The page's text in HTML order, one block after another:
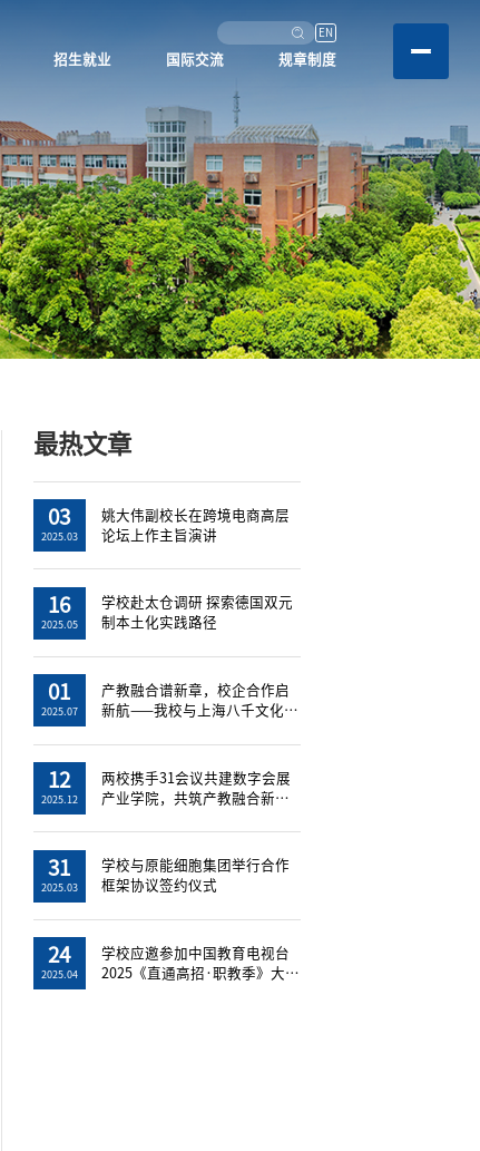
EN
招生就业 国际交流 规章制度
最热文章
03
2025.03
姚大伟副校长在跨境电商高层
论坛上作主旨演讲
16
2025.05
学校赴太仓调研 探索德国双元
制本土化实践路径
01
2025.07
产教融合谱新章，校企合作启
新航——我校与上海八千文化传
12
2025.12
两校携手31会议共建数字会展
产业学院，共筑产教融合新高
31
2025.03
学校与原能细胞集团举行合作
框架协议签约仪式
24
2025.04
学校应邀参加中国教育电视台
2025《直通高招·职教季》大型